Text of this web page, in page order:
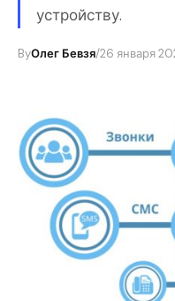
устройству.
ByОлег Бевзя/26 января